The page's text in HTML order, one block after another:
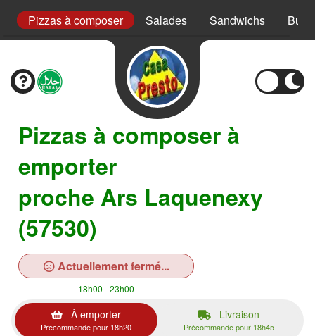
Pizzas à composer Salades Sandwichs
Pizzas à composer à
emporter
proche Ars Laquenexy
(57530)
Actuellement fermé...
18h00 - 23h00
À emporter
Précommande pour 18h20
Livraison
Précommande pour 18h45